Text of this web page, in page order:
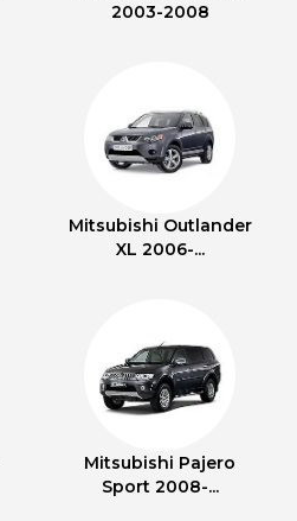
2003-2008
Mitsubishi Outlander
XL 2006-...
Mitsubishi Pajero
Sport 2008-...